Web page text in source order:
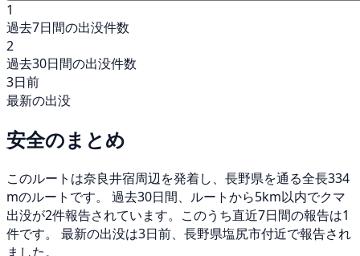
1
過去7日間の出没件数
2
過去30日間の出没件数
3日前
最新の出没
安全のまとめ
このルートは奈良井宿周辺を発着し、長野県を通る全長334
mのルートです。 過去30日間、ルートから5km以内でクマ
出没が2件報告されています。このうち直近7日間の報告は1
件です。 最新の出没は3日前、長野県塩尻市付近で報告され
ました。